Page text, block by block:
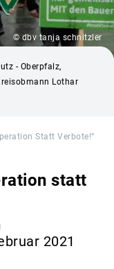
© dbv tanja schnitzler
- Oberpfalz,
Lothar
Statt Verbote!“
statt
2021